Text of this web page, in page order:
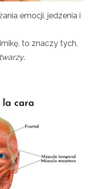
emocji, jedzenia i
to znaczy tych,
.